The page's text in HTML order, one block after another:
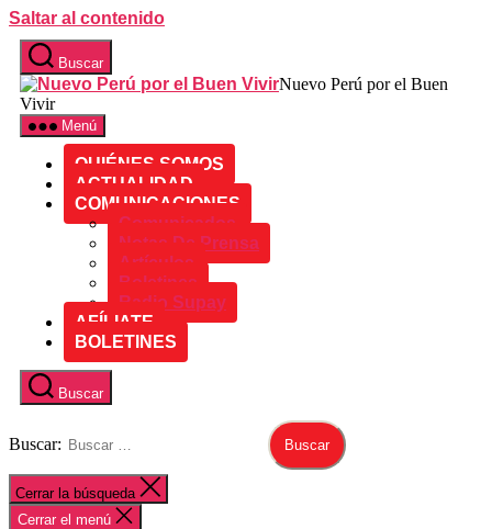
Saltar al contenido
Buscar
Nuevo Perú por el Buen
Vivir
Menú
QUIÉNES SOMOS
ACTUALIDAD
COMUNICACIONES
Comunicados
Notas De Prensa
Artículos
Boletines
Radio Supay
AFÍLIATE
BOLETINES
Buscar
Buscar:
Cerrar la búsqueda
Cerrar el menú